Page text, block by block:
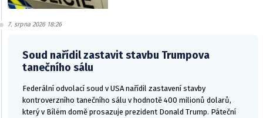
7. srpna 2026 18:26
Soud nařídil zastavit stavbu Trumpova
tanečního sálu
Federální odvolací soud v USA nařídil zastavení stavby
kontroverzního tanečního sálu v hodnotě 400 milionů dolarů,
který v Bílém domě prosazuje prezident Donald Trump. Páteční